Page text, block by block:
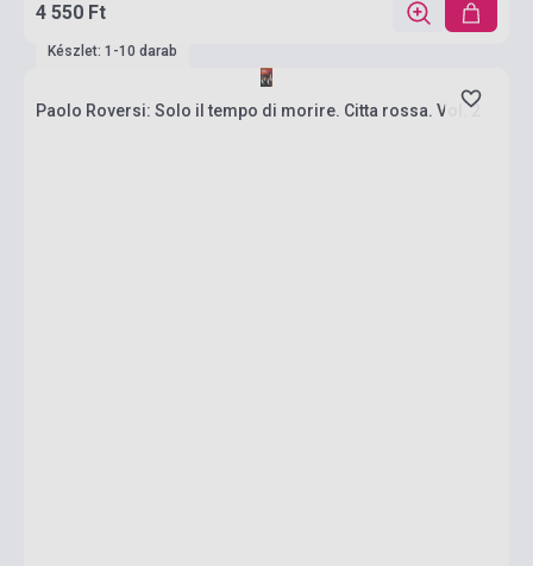
4 550 Ft
Készlet: 1-10 darab
Paolo Roversi: Solo il tempo di morire. Citta rossa. Vol. 2